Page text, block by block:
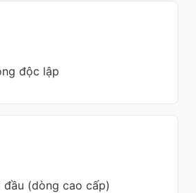
độc lập
đầu (dòng cao cấp)